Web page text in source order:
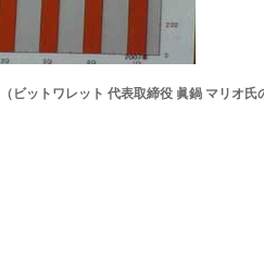
ビットワレット 代表取締役 眞鍋 マリオ氏